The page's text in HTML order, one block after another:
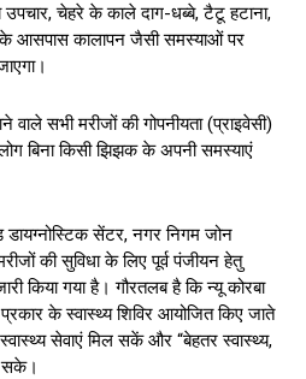
उपचार, चेहरे के काले दाग-धब्बे, टैटू हटाना,
के आसपास कालापन जैसी समस्याओं पर
सभी मरीजों की गोपनीयता (प्राइवेसी)
बिना किसी झिझक के अपनी समस्याएं
डायग्नोस्टिक सेंटर, नगर निगम जोन
की सुविधा के लिए पूर्व पंजीयन हेतु
किया गया है। गौरतलब है कि न्यू कोरबा
के स्वास्थ्य शिविर आयोजित किए जाते
सेवाएं मिल सकें और “बेहतर स्वास्थ्य,
सके।